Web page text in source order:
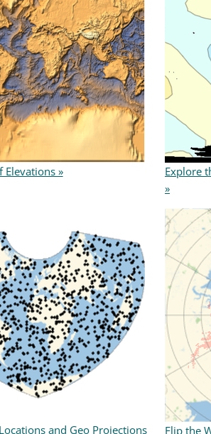
»
Explore
»
and Geo Projections Flip the